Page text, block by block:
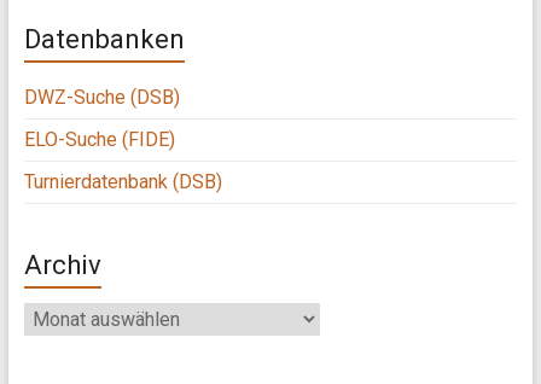
Datenbanken
DWZ-Suche (DSB)
ELO-Suche (FIDE)
Turnierdatenbank (DSB)
Archiv
Archiv